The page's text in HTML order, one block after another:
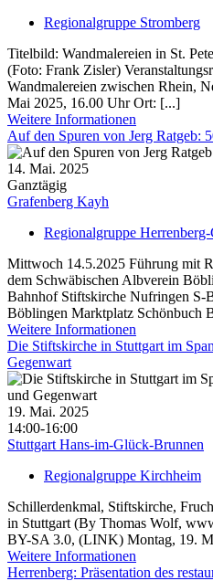
Regionalgruppe Stromberg
Titelbild: Wandmalereien in St.
(Foto: Frank Zisler)
Wandmalereien zwischen Rhein,
Mai 2025, 16.00 Uhr Ort: [...]
Weitere Informationen
Auf den Spuren von Jerg Ratgeb:
14. Mai. 2025
Ganztägig
Grafenberg Kayh
Regionalgruppe Herrenberg-
Mittwoch 14.5.2025 Führung mit
dem Schwäbischen Albverein
Bahnhof Stiftskirche Nufringen S-
Böblingen Marktplatz Schönbuch
Weitere Informationen
Die Stiftskirche in Stuttgart im
Gegenwart
19. Mai. 2025
14:00-16:00
Stuttgart Hans-im-Glück-Brunnen
Regionalgruppe Kirchheim
Schillerdenkmal, Stiftskirche,
in Stuttgart (By Thomas Wolf,
BY-SA 3.0, (LINK) Montag, 19.
Weitere Informationen
Herrenberg: Präsentation des